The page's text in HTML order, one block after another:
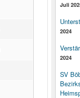
Juli
2024
2024
SV